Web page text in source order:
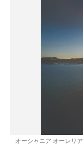
オーシャニア オーレリア